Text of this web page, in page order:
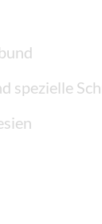
spezielle